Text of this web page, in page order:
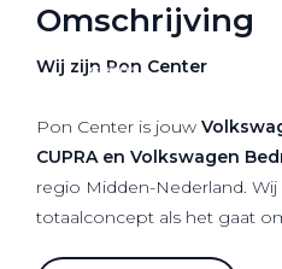
Omschrijving
Wij zijn Pon Center
Pon Center is jouw
CUPRA en Volkswagen
regio Midden-Nederland.
totaalconcept als het gaat